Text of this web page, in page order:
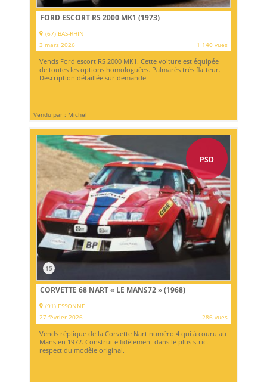
FORD ESCORT RS 2000 MK1 (1973)
(67) BAS-RHIN
3 mars 2026
1 140 vues
Vends Ford escort RS 2000 MK1. Cette voiture est équipée
de toutes les options homologuées. Palmarès très flatteur.
Description détaillée sur demande.
Vendu par : Michel
PSD
15
CORVETTE 68 NART « LE MANS72 » (1968)
(91) ESSONNE
27 février 2026
286 vues
Vends réplique de la Corvette Nart numéro 4 qui à couru au
Mans en 1972. Construite fidèlement dans le plus strict
respect du modèle original.